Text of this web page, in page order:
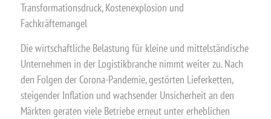
Transformationsdruck, Kostenexplosion und
Fachkräftemangel
Die wirtschaftliche Belastung für kleine und mittelständische
Unternehmen in der Logistikbranche nimmt weiter zu. Nach
den Folgen der Corona-Pandemie, gestörten Lieferketten,
steigender Inflation und wachsender Unsicherheit an den
Märkten geraten viele Betriebe erneut unter erheblichen